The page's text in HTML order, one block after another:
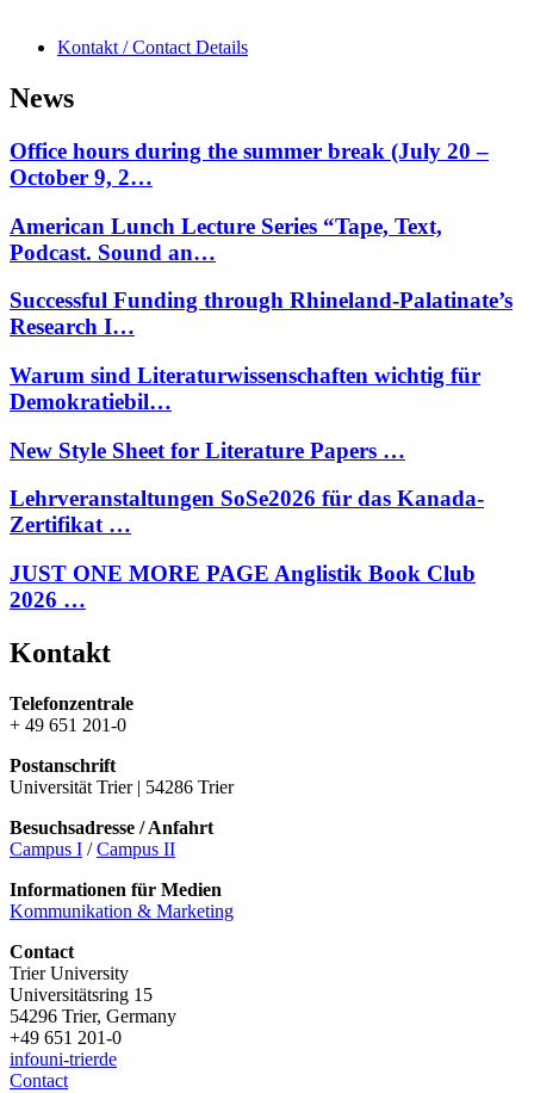
Kontakt / Contact Details
News
Office hours during the summer break (July 20 –
October 9, 2…
American Lunch Lecture Series “Tape, Text,
Podcast. Sound an…
Successful Funding through Rhineland-Palatinate’s
Research I…
Warum sind Literaturwissenschaften wichtig für
Demokratiebil…
New Style Sheet for Literature Papers …
Lehrveranstaltungen SoSe2026 für das Kanada-
Zertifikat …
JUST ONE MORE PAGE Anglistik Book Club
2026 …
Kontakt
Telefonzentrale
+ 49 651 201-0
Postanschrift
Universität Trier | 54286 Trier
Besuchsadresse / Anfahrt
Campus I /Campus II
Informationen für Medien
Kommunikation & Marketing
Contact
Trier University
Universitätsring 15
54296 Trier, Germany
+49 651 201-0
infouni-trierde
Contact